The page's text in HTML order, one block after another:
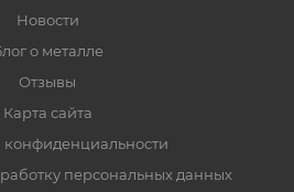
Новости
о металле
Отзывы
Карта сайта
конфиденциальности
персональных данных